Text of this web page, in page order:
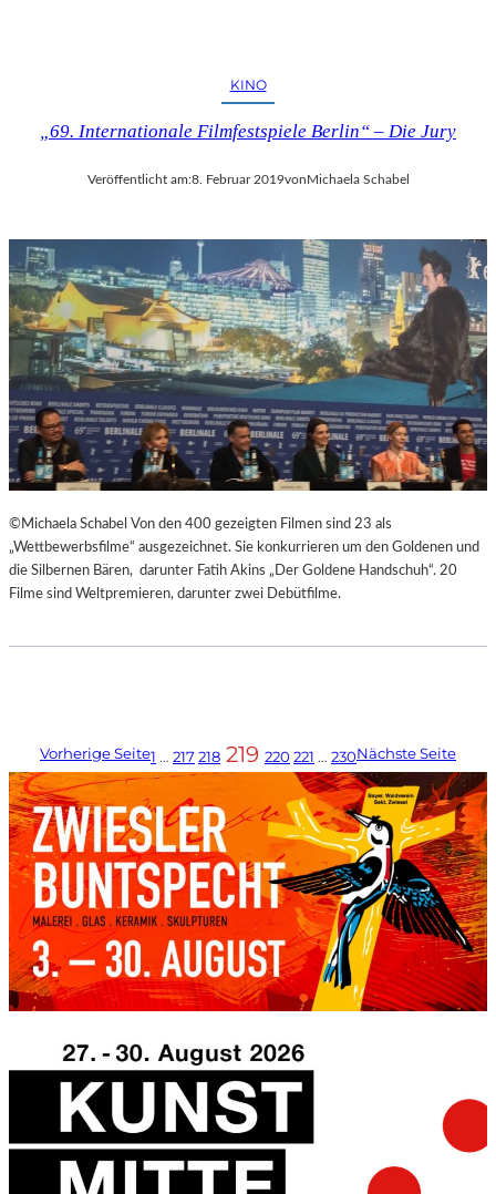
KINO
„69. Internationale Filmfestspiele Berlin“ – Die Jury
Veröffentlicht am:8. Februar 2019vonMichaela Schabel
©Michaela Schabel Von den 400 gezeigten Filmen sind 23 als
„Wettbewerbsfilme“ ausgezeichnet. Sie konkurrieren um den Goldenen und
die Silbernen Bären, darunter Fatih Akins „Der Goldene Handschuh“. 20
Filme sind Weltpremieren, darunter zwei Debütfilme.
Vorherige Seite1 … 217218 219 220 221 … 230Nächste Seite